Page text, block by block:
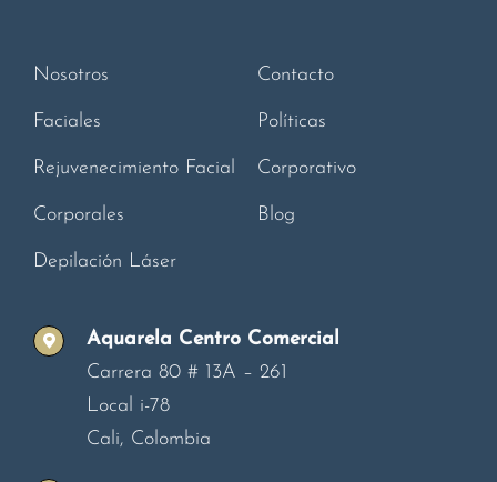
Aquarela Centro Comercial
Carrera 80 # 13A – 261
Local i-78
Cali, Colombia
Nosotros
Faciales
Rejuvenecimiento Facial
Corporales
Depilación Láser
Contacto
Políticas
Corporativo
Blog